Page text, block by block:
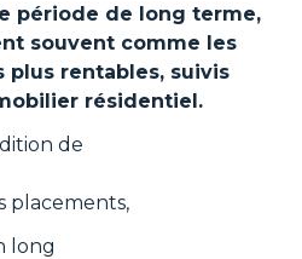
période de long terme,
souvent comme les
plus rentables, suivis
résidentiel.
de
placements,
long